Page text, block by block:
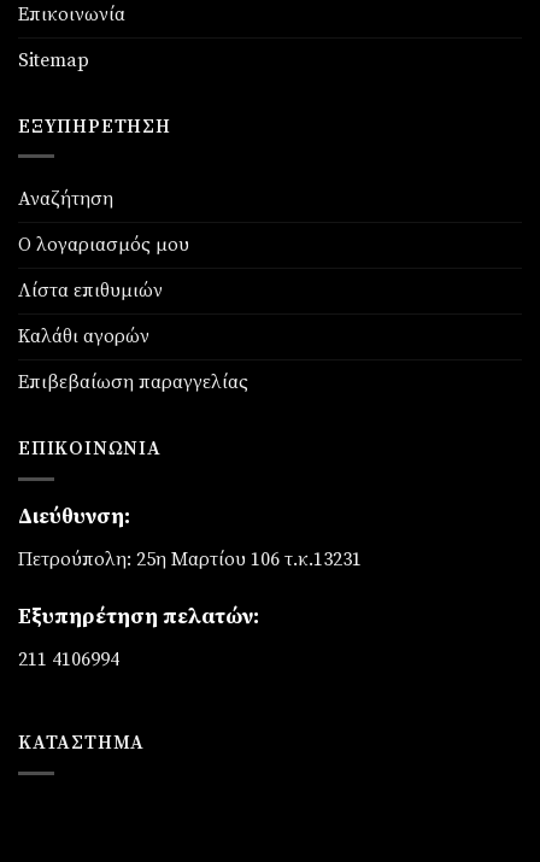
Επικοινωνία
Sitemap
ΕΞΥΠΗΡΈΤΗΣΗ
Αναζήτηση
Ο λογαριασμός μου
Λίστα επιθυμιών
Καλάθι αγορών
Επιβεβαίωση παραγγελίας
ΕΠΙΚΟΙΝΩΝΊΑ
Διεύθυνση:
Πετρούπολη: 25η Μαρτίου 106 τ.κ.13231
Εξυπηρέτηση πελατών:
211 4106994
ΚΑΤΆΣΤΗΜΑ